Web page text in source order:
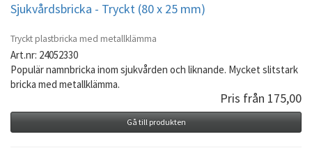
Sjukvårdsbricka - Tryckt (80 x 25 mm)
Tryckt plastbricka med metallklämma
Art.nr: 24052330
Populär namnbricka inom sjukvården och liknande. Mycket slitstark
bricka med metallklämma.
Pris från 175,00
Gå till produkten